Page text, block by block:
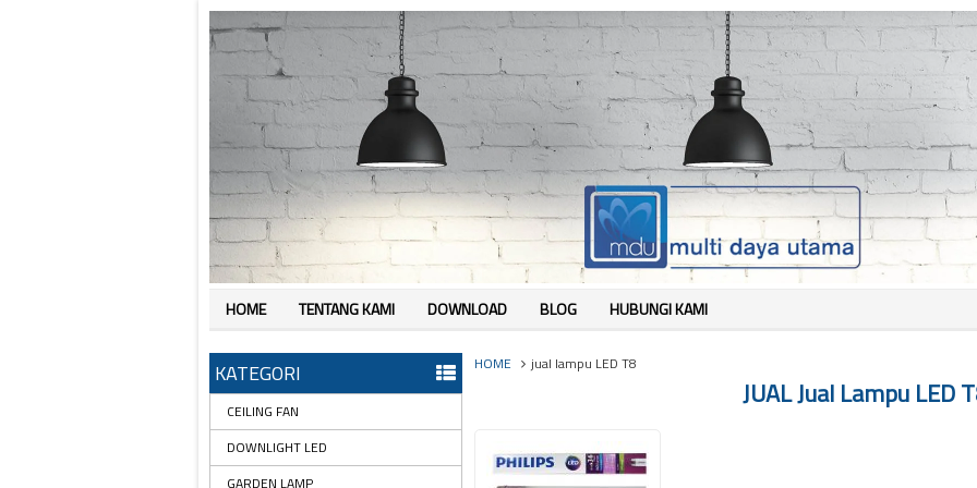
HOME TENTANG KAMI DOWNLOAD BLOG HUBUNGI KAMI
HOME jual lampu LED T8
JUAL Jual Lampu LED
KATEGORI
CEILING FAN
DOWNLIGHT LED
GARDEN LAMP